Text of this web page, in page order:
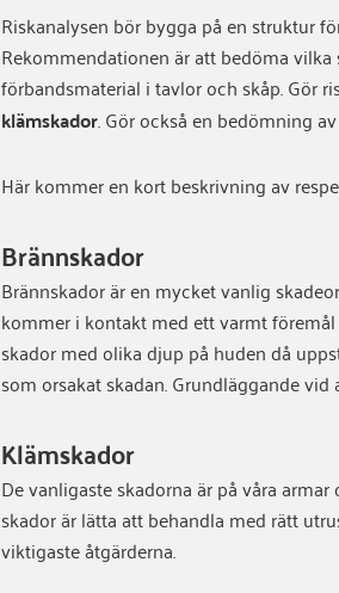
Riskanalysen bör bygga på en struktur
Rekommendationen är att bedöma
förbandsmaterial i tavlor och skåp. Gör
klämskador. Gör också en bedömning
Här kommer en kort beskrivning av
Brännskador
Brännskador är en mycket vanlig
kommer i kontakt med ett varmt
skador med olika djup på huden då
som orsakat skadan. Grundläggande
Klämskador
De vanligaste skadorna är på våra
skador är lätta att behandla med rätt
viktigaste åtgärderna.